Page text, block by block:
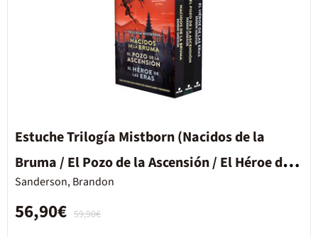
Estuche Trilogía Mistborn (Nacidos de la
Bruma / El Pozo de la Ascensión / El Héroe de
las Eras) (Nacidos de la Bruma [Mistborn])
Sanderson, Brandon
59,90€
56,90€